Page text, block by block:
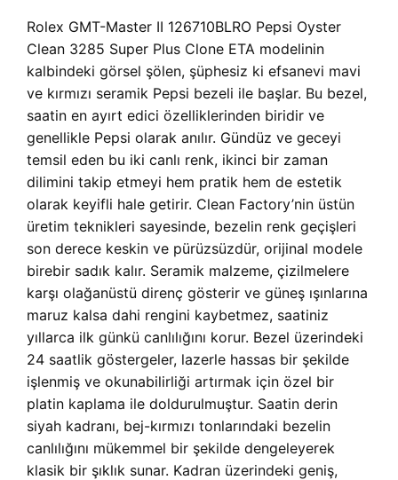
Rolex GMT-Master II 126710BLRO Pepsi Oyster
Clean 3285 Super Plus Clone ETA modelinin
kalbindeki görsel şölen, şüphesiz ki efsanevi mavi
ve kırmızı seramik Pepsi bezeli ile başlar. Bu bezel,
saatin en ayırt edici özelliklerinden biridir ve
genellikle Pepsi olarak anılır. Gündüz ve geceyi
temsil eden bu iki canlı renk, ikinci bir zaman
dilimini takip etmeyi hem pratik hem de estetik
olarak keyifli hale getirir. Clean Factory’nin üstün
üretim teknikleri sayesinde, bezelin renk geçişleri
son derece keskin ve pürüzsüzdür, orijinal modele
birebir sadık kalır. Seramik malzeme, çizilmelere
karşı olağanüstü direnç gösterir ve güneş ışınlarına
maruz kalsa dahi rengini kaybetmez, saatiniz
yıllarca ilk günkü canlılığını korur. Bezel üzerindeki
24 saatlik göstergeler, lazerle hassas bir şekilde
işlenmiş ve okunabilirliği artırmak için özel bir
platin kaplama ile doldurulmuştur. Saatin derin
siyah kadranı, bej-kırmızı tonlarındaki bezelin
canlılığını mükemmel bir şekilde dengeleyerek
klasik bir şıklık sunar. Kadran üzerindeki geniş,